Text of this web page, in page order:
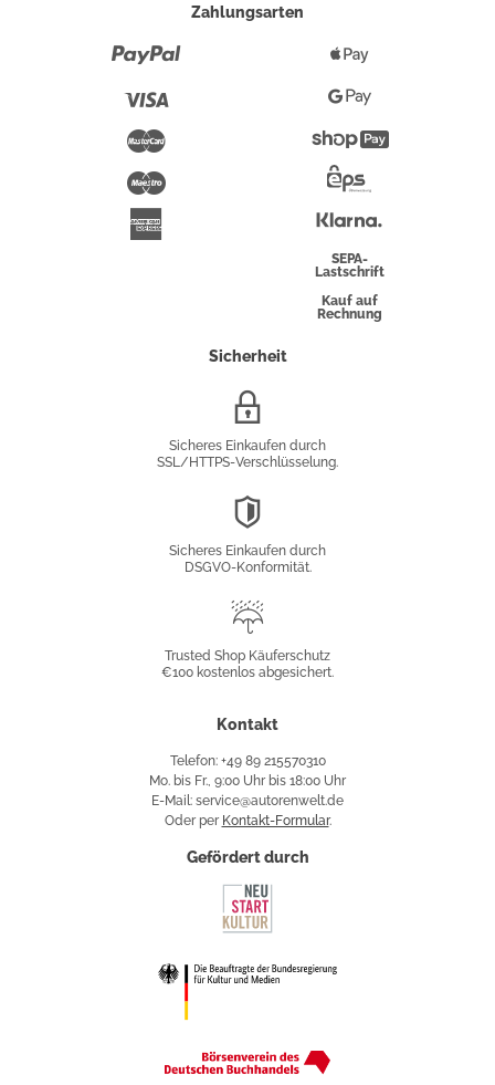
Zahlungsarten
Maestro
Pay
Google
Pay
Überweisung
SEPA-
Lastschrift
Kauf auf
Rechnung
Sicherheit
Sicheres Einkaufen durch
SSL/HTTPS-Verschlüsselung.
Sicheres Einkaufen durch
DSGVO-Konformität.
Käuferschutz
Trusted Shop Käuferschutz
€100 kostenlos abgesichert.
Kontakt
Telefon: +49 89 215570310
Mo. bis Fr., 9:00 Uhr bis 18:00 Uhr
E-Mail: service@autorenwelt.de
Oder per Kontakt-Formular.
Gefördert durch